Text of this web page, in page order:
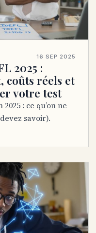
16 SEP 2025
2025 :
coûts réels et
votre test
: ce qu’on ne
savoir).